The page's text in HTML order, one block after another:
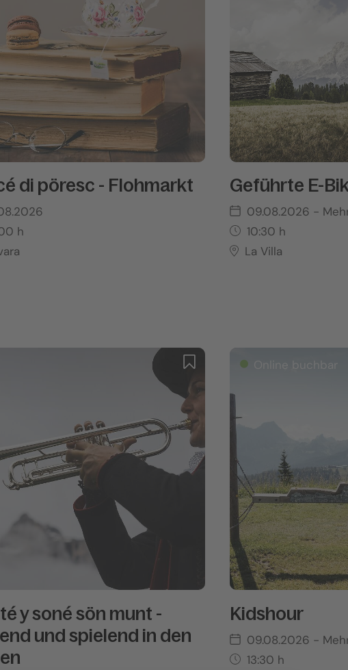
di pöresc - Flohmarkt
h
Geführte E-
09.08.2026 -
10:30 h
La Villa
y soné sön munt -
und spielend in den
Online buchbar
Kidshour
09.08.2026 -
13:30 h